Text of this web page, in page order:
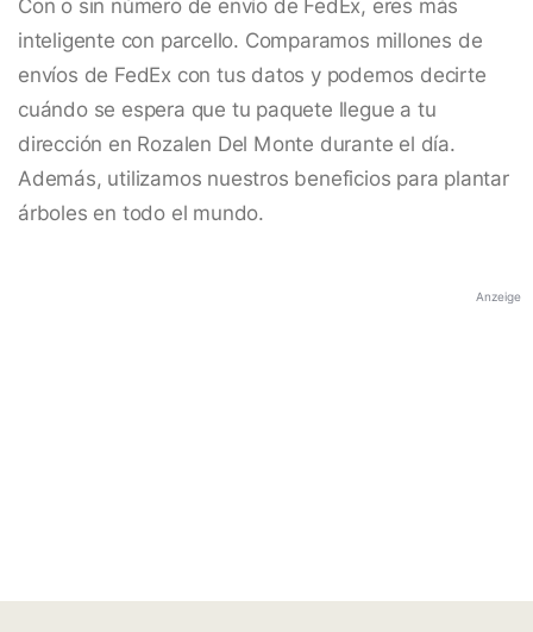
Con o sin número de envío de FedEx, eres más
inteligente con parcello. Comparamos millones de
envíos de FedEx con tus datos y podemos decirte
cuándo se espera que tu paquete llegue a tu
dirección en Rozalen Del Monte durante el día.
Además, utilizamos nuestros beneficios para plantar
árboles en todo el mundo.
Anzeige